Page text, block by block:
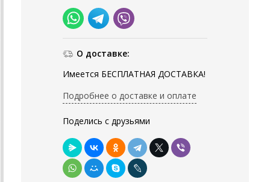
О доставке:
Имеется БЕСПЛАТНАЯ ДОСТАВКА!
Подробнее о доставке и оплате
Поделись с друзьями